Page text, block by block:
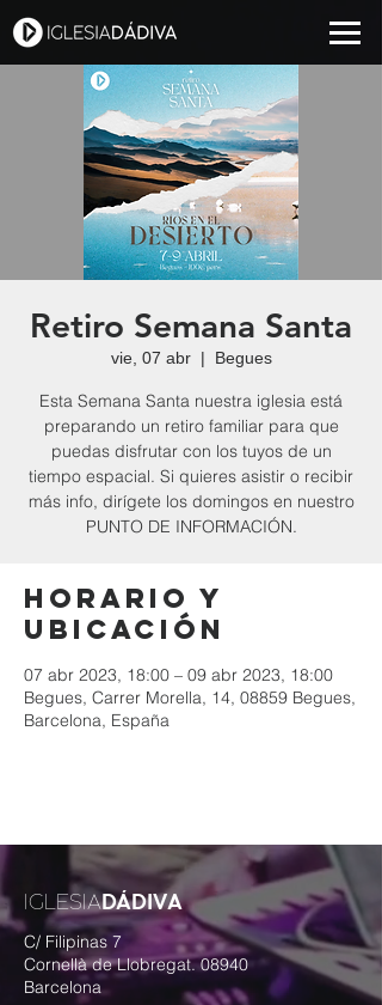
Retiro Semana Santa
vie, 07 abr
  |
Begues
Esta Semana Santa nuestra iglesia está
preparando un retiro familiar para que
puedas disfrutar con los tuyos de un
tiempo espacial. Si quieres asistir o recibir
más info, dirígete los domingos en nuestro
PUNTO DE INFORMACIÓN.
Horario y
ubicación
07 abr 2023, 18:00 – 09 abr 2023, 18:00
Begues, Carrer Morella, 14, 08859 Begues,
Barcelona, España
IGLESIADÁDIVA
C/ Filipinas 7
Cornellà de Llobregat. 08940
Barcelona